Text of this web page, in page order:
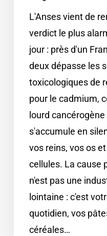
L'Anses vient de
verdict le plus
jour : près d'un
deux dépasse les
toxicologiques de
pour le cadmium,
lourd cancérogène
s'accumule en
vos reins, vos os
cellules. La cause
n'est pas une
lointaine : c'est
quotidien, vos
céréales…